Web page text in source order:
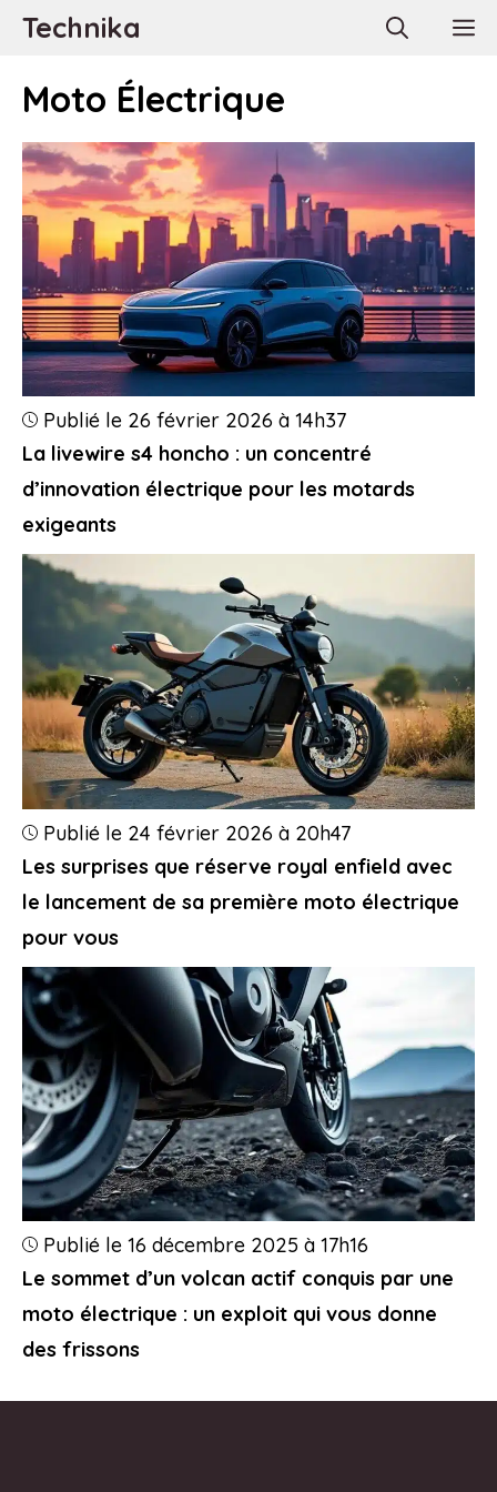
AllerTechnika
Moto Électrique
La livewire s4 honcho : un concentré
d’innovation électrique pour les motards
exigeants
Publié le 26 février 2026 à 14h37
Les surprises que réserve royal enfield avec
le lancement de sa première moto électrique
pour vous
Publié le 24 février 2026 à 20h47
Le sommet d’un volcan actif conquis par une
moto électrique : un exploit qui vous donne
des frissons
Publié le 16 décembre 2025 à 17h16